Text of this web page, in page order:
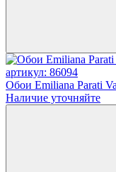
артикул: 86094
Обои Emiliana Parati
Наличие уточняйте